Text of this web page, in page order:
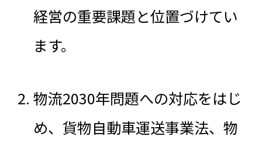
経営の重要課題と位置づけてい
ます。
物流2030年問題への対応をはじ
め、貨物自動車運送事業法、物